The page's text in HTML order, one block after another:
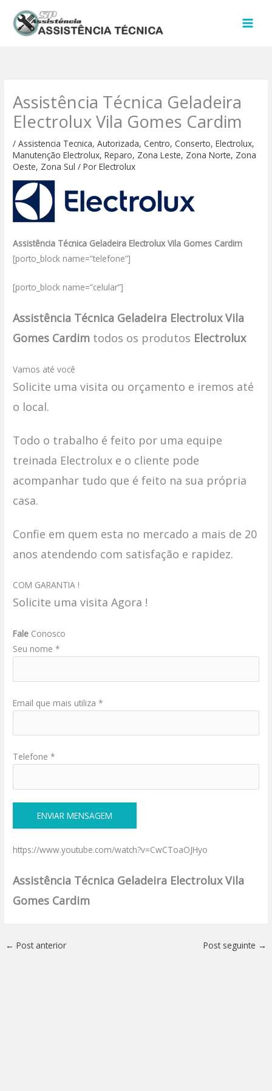
para
Assistência Técnica Geladeira
Electrolux Vila Gomes Cardim
/Assistencia Tecnica,Autorizada,Centro,Conserto,Electrolux,
Manutenção Electrolux,Reparo, Zona Leste, Zona Norte, Zona
Oeste, Zona Sul / PorElectrolux
Assistência Técnica Geladeira Electrolux Vila Gomes Cardim
[porto_block name=”telefone”]
[porto_block name=”celular”]
Assistência Técnica Geladeira Electrolux Vila
Gomes Cardim todos os produtos Electrolux
Vamos até você
Solicite uma visita ou orçamento e iremos até
o local.
Todo o trabalho é feito por uma equipe
treinada Electrolux e o cliente pode
acompanhar tudo que é feito na sua própria
casa.
Confie em quem esta no mercado a mais de 20
anos atendendo com satisfação e rapidez.
COM GARANTIA !
Solicite uma visita Agora !
Fale Conosco
Seu nome *
Email que mais utiliza *
Telefone *
https://www.youtube.com/watch?v=CwCToaOJHyo
Assistência Técnica Geladeira Electrolux Vila
Gomes Cardim
← Post anterior Post seguinte →